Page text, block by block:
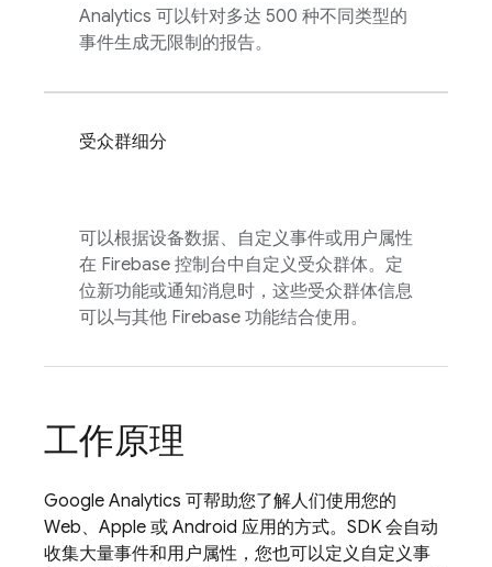
Analytics 可以针对多达 500 种不同类型的
事件生成无限制的报告。
受众群细分
可以根据设备数据、自定义事件或用户属性
在 Firebase 控制台中自定义受众群体。定
位新功能或通知消息时，这些受众群体信息
可以与其他 Firebase 功能结合使用。
工作原理
Google Analytics 可帮助您了解人们使用您的
Web、Apple 或 Android 应用的方式。SDK 会自动
收集大量事件和用户属性，您也可以定义自定义事